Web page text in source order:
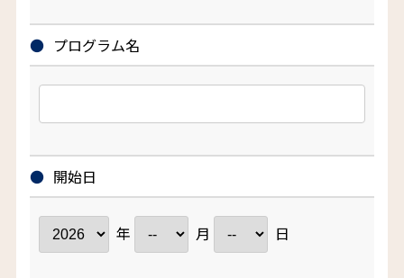
プログラム名
開始日
年 月 日